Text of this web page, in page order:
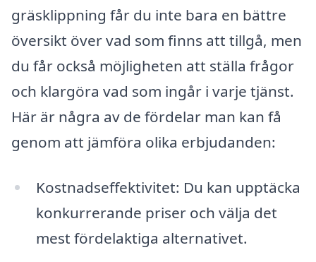
gräsklippning får du inte bara en bättre
översikt över vad som finns att tillgå, men
du får också möjligheten att ställa frågor
och klargöra vad som ingår i varje tjänst.
Här är några av de fördelar man kan få
genom att jämföra olika erbjudanden:
Kostnadseffektivitet: Du kan upptäcka
konkurrerande priser och välja det
mest fördelaktiga alternativet.